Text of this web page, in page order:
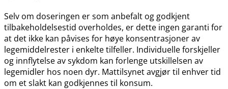
Selv om doseringen er som anbefalt og godkjent
tilbakeholdelsestid overholdes, er dette ingen garanti for
at det ikke kan påvises for høye konsentrasjoner av
legemiddelrester i enkelte tilfeller. Individuelle forskjeller
og innflytelse av sykdom kan forlenge utskillelsen av
legemidler hos noen dyr. Mattilsynet avgjør til enhver tid
om et slakt kan godkjennes til konsum.